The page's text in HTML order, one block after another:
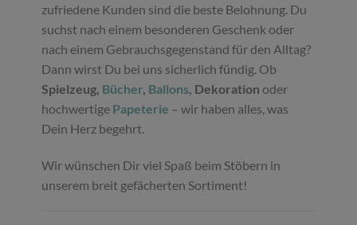
zufriedene Kunden sind die beste Belohnung. Du
suchst nach einem besonderen Geschenk oder
nach einem Gebrauchsgegenstand für den Alltag?
Dann wirst Du bei uns sicherlich fündig. Ob
Spielzeug, Bücher, Ballons, Dekoration oder
hochwertige Papeterie – wir haben alles, was
Dein Herz begehrt.
Wir wünschen Dir viel Spaß beim Stöbern in
unserem breit gefächerten Sortiment!